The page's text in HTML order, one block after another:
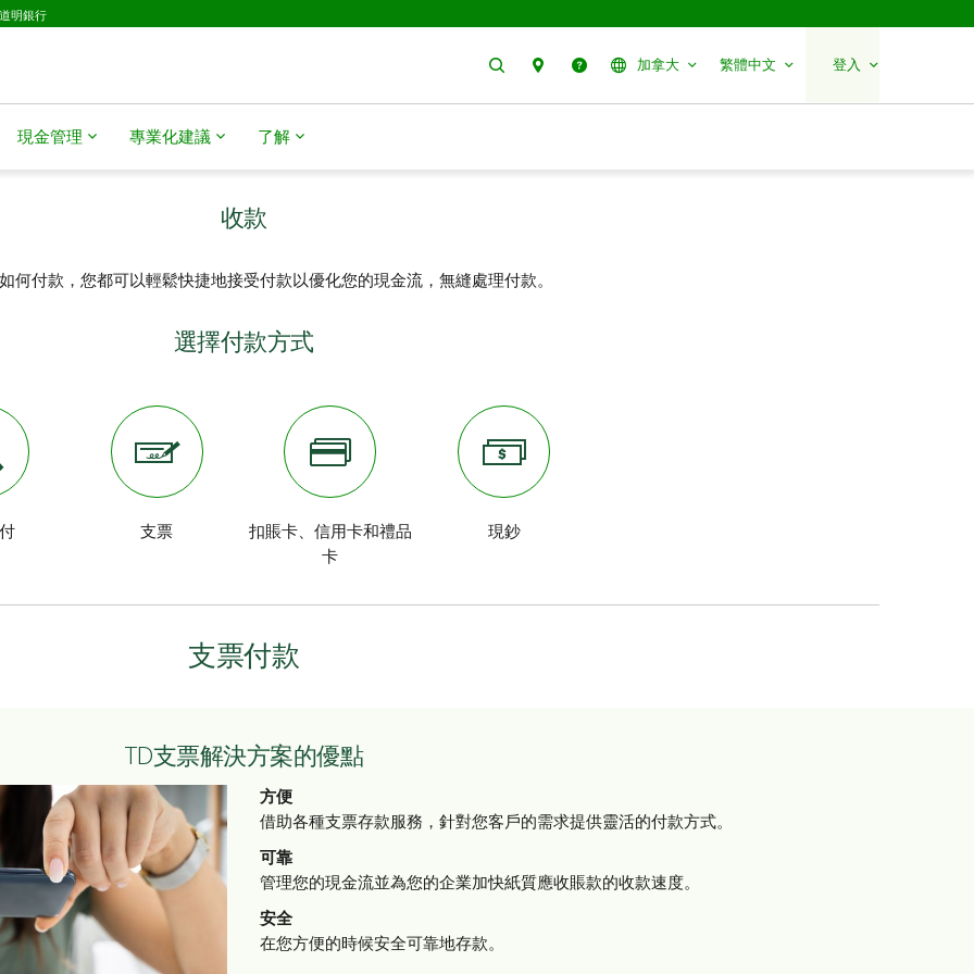
明銀行
搜尋 聯絡我們幫助 加拿大 繁體中文 登入
現金管理 專業化建議 了解
收款
何付款，您都可以輕鬆快捷地接受付款以優化您的現金流，無縫處理付款。
選擇付款方式
支票
扣賬卡、信用卡和禮品
卡
現鈔
支票付款
TD支票解決方案的優點
方便
借助各種支票存款服務，針對您客戶的需求提供靈活的付款方式。
可靠
管理您的現金流並為您的企業加快紙質應收賬款的收款速度。
安全
在您方便的時候安全可靠地存款。